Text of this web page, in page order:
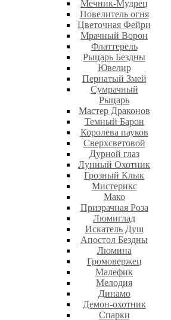
Мечник-Мудрец
Повелитель огня
Цветочная Фейри
Мрачный Ворон
Флаттерель
Рыцарь Бездны
Ювелир
Пернатый Змей
Сумрачный
Рыцарь
Мастер Драконов
Темный Барон
Королева пауков
Сверхсветовой
Дурной глаз
Лунный Охотник
Грозный Клык
Мистерикс
Мако
Призрачная Роза
Люмиглад
Искатель Душ
Апостол Бездны
Люмина
Громовержец
Малефик
Мелодия
Динамо
Демон-охотник
Спарки